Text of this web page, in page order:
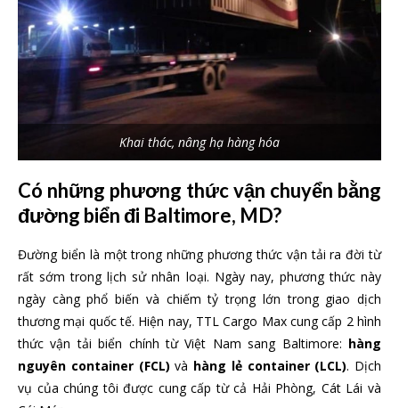
Khai thác, nâng hạ hàng hóa
Có những phương thức vận chuyển bằng
đường biển đi Baltimore, MD?
Đường biển là một trong những phương thức vận tải ra đời từ
rất sớm trong lịch sử nhân loại. Ngày nay, phương thức này
ngày càng phổ biến và chiếm tỷ trọng lớn trong giao dịch
thương mại quốc tế. Hiện nay, TTL Cargo Max cung cấp 2 hình
thức vận tải biển chính từ Việt Nam sang Baltimore: hàng
nguyên container (FCL)và hàng lẻ container (LCL). Dịch
vụ của chúng tôi được cung cấp từ cả Hải Phòng, Cát Lái và